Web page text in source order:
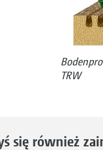
TRW
się również